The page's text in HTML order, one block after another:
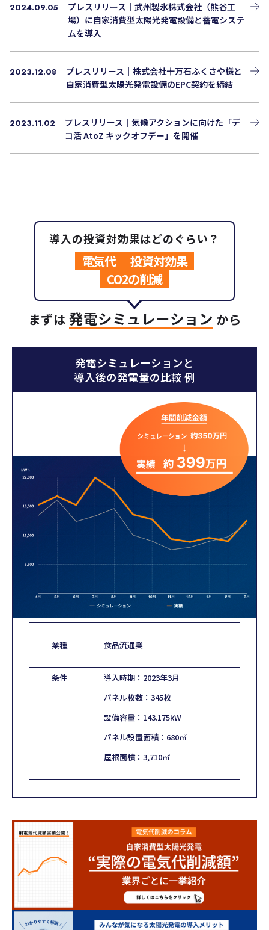
2024.09.05
プレスリリース｜武州製氷株式会社（熊谷工
場）に自家消費型太陽光発電設備と蓄電システ
ムを導入
2023.12.08
プレスリリース｜株式会社十万石ふくさや様と
自家消費型太陽光発電設備のEPC契約を締結
2023.11.02
プレスリリース｜気候アクションに向けた「デ
コ活 AtoZ キックオフデー」を開催
導入の投資対効果はどのぐらい？
電気代
投資対効果
CO2の削減
まずは 発電シミュレーション から
発電シミュレーションと
導入後の発電量の比較 例
業種 食品流通業
条件
導入時期：2023年3月
パネル枚数：345枚
設備容量：143.175kW
パネル設置面積：680㎡
屋根面積：3,710㎡